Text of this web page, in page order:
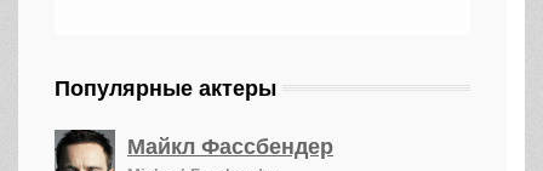
Популярные актеры
Майкл Фассбендер